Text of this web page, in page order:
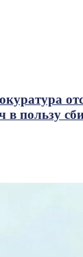
в пользу